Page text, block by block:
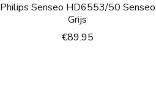
Philips Senseo HD6553/50 Senseo
Grijs
€89.95